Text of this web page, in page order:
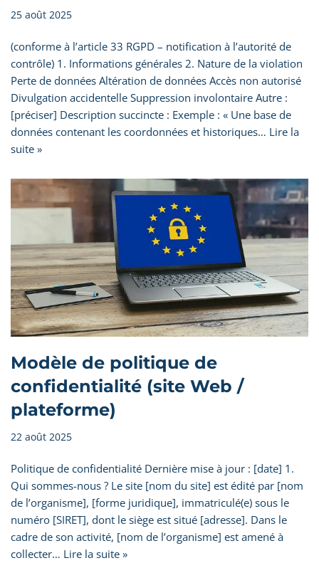
25 août 2025
(conforme à l’article 33 RGPD – notification à l’autorité de
contrôle) 1. Informations générales 2. Nature de la violation
Perte de données Altération de données Accès non autorisé
Divulgation accidentelle Suppression involontaire Autre :
[préciser] Description succincte : Exemple : « Une base de
données contenant les coordonnées et historiques… Lire la
suite »
Modèle de politique de
confidentialité (site Web /
plateforme)
22 août 2025
Politique de confidentialité Dernière mise à jour : [date] 1.
Qui sommes-nous ? Le site [nom du site] est édité par [nom
de l’organisme], [forme juridique], immatriculé(e) sous le
numéro [SIRET], dont le siège est situé [adresse]. Dans le
cadre de son activité, [nom de l’organisme] est amené à
collecter… Lire la suite »